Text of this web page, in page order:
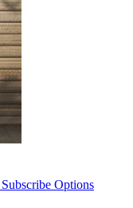
Options